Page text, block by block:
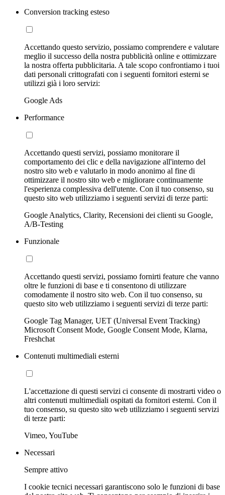
Conversion tracking esteso
Accettando questo servizio, possiamo comprendere e valutare
meglio il successo della nostra pubblicità online e ottimizzare
la nostra offerta pubblicitaria. A tale scopo confrontiamo i tuoi
dati personali crittografati con i seguenti fornitori esterni se
utilizzi già i loro servizi:
Google Ads
Performance
Accettando questi servizi, possiamo monitorare il
comportamento dei clic e della navigazione all'interno del
nostro sito web e valutarlo in modo anonimo al fine di
ottimizzare il nostro sito web e migliorare continuamente
l'esperienza complessiva dell'utente. Con il tuo consenso, su
questo sito web utilizziamo i seguenti servizi di terze parti:
Google Analytics, Clarity, Recensioni dei clienti su Google,
A/B-Testing
Funzionale
Accettando questi servizi, possiamo fornirti feature che vanno
oltre le funzioni di base e ti consentono di utilizzare
comodamente il nostro sito web. Con il tuo consenso, su
questo sito web utilizziamo i seguenti servizi di terze parti:
Google Tag Manager, UET (Universal Event Tracking)
Microsoft Consent Mode, Google Consent Mode, Klarna,
Freshchat
Contenuti multimediali esterni
L'accettazione di questi servizi ci consente di mostrarti video o
altri contenuti multimediali ospitati da fornitori esterni. Con il
tuo consenso, su questo sito web utilizziamo i seguenti servizi
di terze parti:
Vimeo, YouTube
Necessari
Sempre attivo
I cookie tecnici necessari garantiscono solo le funzioni di base